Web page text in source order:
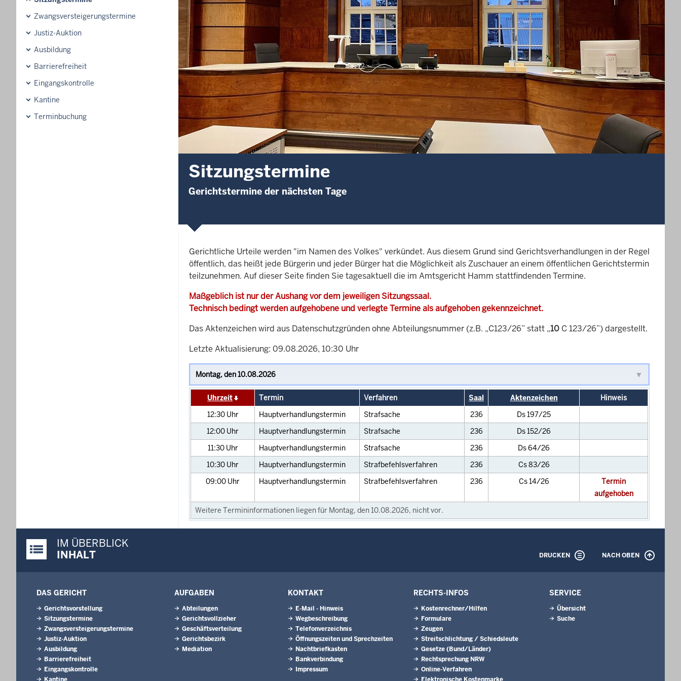
Zwangsversteigerungs­termine
Justiz-Auktion
Ausbildung
Barrierefreiheit
Eingangskontrolle
Kantine
Terminbuchung
Sitzungstermine
Gerichtstermine der nächsten Tage
Gerichtliche Urteile werden "im Namen des Volkes" verkündet. Aus diesem Grund sind Gerichtsverhandlungen in der Regel
öffentlich, das heißt jede Bürgerin und jeder Bürger hat die Möglichkeit als Zuschauer an einem öffentlichen Gerichtstermin
teilzunehmen. Auf dieser Seite finden Sie tagesaktuell die im Amtsgericht Hamm stattfindenden Termine.
Maßgeblich ist nur der Aushang vor dem jeweiligen Sitzungssaal.
Technisch bedingt werden aufgehobene und verlegte Termine als aufgehoben gekennzeichnet.
Das Aktenzeichen wird aus Datenschutzgründen ohne Abteilungsnummer (z.B. „C123/26” statt „10 C 123/26”) dargestellt.
Letzte Aktualisierung: 09.08.2026, 10:30 Uhr
Uhrzeit Termin Verfahren Saal Aktenzeichen
Hinweis
12:30 Uhr Hauptverhandlungstermin Strafsache 236
Ds 197/25
12:00 Uhr Hauptverhandlungstermin Strafsache 236
Ds 152/26
11:30 Uhr Hauptverhandlungstermin Strafsache 236
Ds 64/26
10:30 Uhr Hauptverhandlungstermin Strafbefehlsverfahren 236
Cs 83/26
09:00 Uhr Hauptverhandlungstermin Strafbefehlsverfahren 236 Cs 14/26
Termin
aufgehoben
Weitere Termininformationen liegen für Montag, den 10.08.2026, nicht vor.
Justiz-Portal im Überblick:
IM ÜBERBLICK
INHALT
DRUCKEN NACH OBEN
DAS GERICHT
Gerichtsvorstellung
Sitzungstermine
Zwangsversteigerungs­termine
Justiz-Auktion
Ausbildung
Barrierefreiheit
Eingangskontrolle
AUFGABEN
Abteilungen
Gerichtsvollzieher
Geschäftsverteilung
Gerichtsbezirk
Mediation
KONTAKT
E-Mail - Hinweis
Wegbeschreibung
Telefonverzeichnis
Öffnungszeiten und Sprechzeiten
Nachtbriefkasten
Bankverbindung
Impressum
RECHTS-INFOS
Kostenrechner/Hilfen
Formulare
Zeugen
Streitschlichtung / Schiedsleute
Gesetze (Bund/Länder)
Rechtsprechung NRW
Online-Verfahren
SERVICE
Übersicht
Suche